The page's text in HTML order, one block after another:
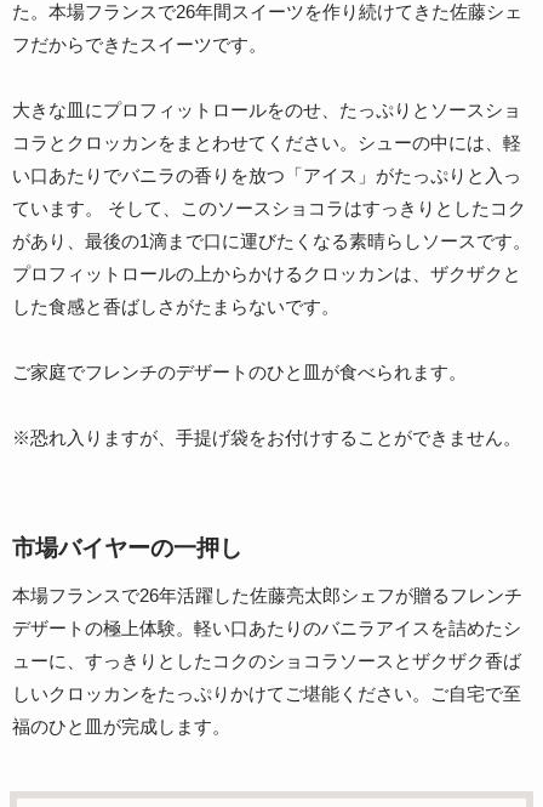
た。本場フランスで26年間スイーツを作り続けてきた佐藤シェ
フだからできたスイーツです。
大きな皿にプロフィットロールをのせ、たっぷりとソースショ
コラとクロッカンをまとわせてください。シューの中には、軽
い口あたりでバニラの香りを放つ「アイス」がたっぷりと入っ
ています。 そして、このソースショコラはすっきりとしたコク
があり、最後の1滴まで口に運びたくなる素晴らしソースです。
プロフィットロールの上からかけるクロッカンは、ザクザクと
した食感と香ばしさがたまらないです。
ご家庭でフレンチのデザートのひと皿が食べられます。
※恐れ入りますが、手提げ袋をお付けすることができません。
市場バイヤーの一押し
本場フランスで26年活躍した佐藤亮太郎シェフが贈るフレンチ
デザートの極上体験。軽い口あたりのバニラアイスを詰めたシ
ューに、すっきりとしたコクのショコラソースとザクザク香ば
しいクロッカンをたっぷりかけてご堪能ください。ご自宅で至
福のひと皿が完成します。